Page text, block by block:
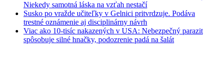
Niekedy samotná láska na vzťah nestačí
Susko po vražde učiteľky v Gelnici pritvrdzuje. Podáva
trestné oznámenie aj disciplinárny návrh
Viac ako 10-tisíc nakazených v USA: Nebezpečný parazit
spôsobuje silné hnačky, podozrenie padá na šalát